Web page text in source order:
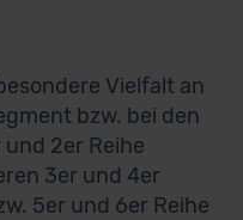
Vielfalt an
bzw. bei den
2er Reihe
3er und 4er
5er und 6er Reihe